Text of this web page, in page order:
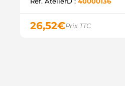
26,52€Prix TTC